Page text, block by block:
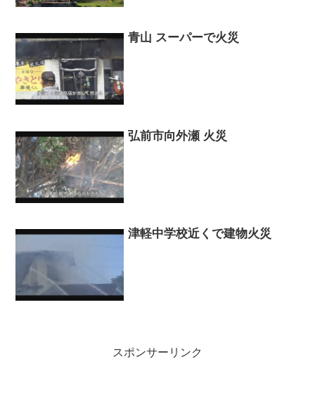
青山 スーパーで火災
弘前市向外瀬 火災
津軽中学校近くで建物火災
スポンサーリンク